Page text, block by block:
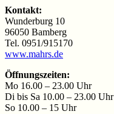
Kontakt:
Wunderburg 10
96050 Bamberg
Tel. 0951/915170
www.mahrs.de
Öffnungszeiten:
Mo 16.00 – 23.00 Uhr
Di bis Sa 10.00 – 23.00 Uhr
So 10.00 – 15 Uhr